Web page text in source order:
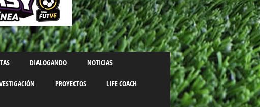
DIALOGANDO NOTICIAS
PROYECTOS LIFE COACH